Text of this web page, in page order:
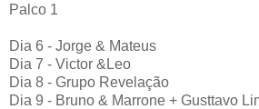
Palco 1
Dia 6 - Jorge & Mateus
Dia 7 - Victor &Leo
Dia 8 - Grupo Revelação
Dia 9 - Bruno & Marrone + Gusttavo